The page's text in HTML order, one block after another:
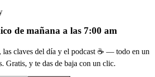
de mañana a las 7:00 am
las claves del día y el podcast ☕ — todo en un
Gratis, y te das de baja con un clic.